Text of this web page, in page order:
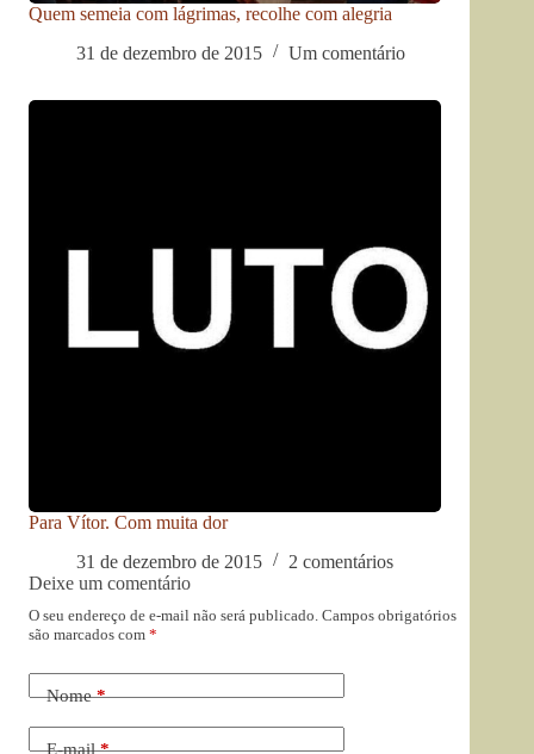
Quem semeia com lágrimas, recolhe com alegria
31 de dezembro de 2015
Um comentário
Para Vítor. Com muita dor
31 de dezembro de 2015
2 comentários
Deixe um comentário
O seu endereço de e-mail não será publicado. Campos obrigatórios
são marcados com *
Nome*
E-mail*